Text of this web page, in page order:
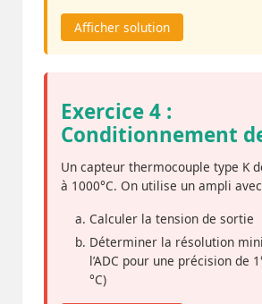
Afficher solution
Exercice 4 :
Conditionnement
Un capteur thermocouple type K
à 1000°C. On utilise un ampli
Calculer la tension de sortie
Déterminer la résolution
l’ADC pour une précision de
°C)